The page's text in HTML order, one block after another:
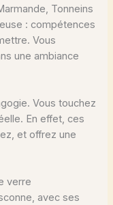
Tonneins
: compétences
Vous
une ambiance
Vous touchez
En effet, ces
et offrez une
verre
avec ses